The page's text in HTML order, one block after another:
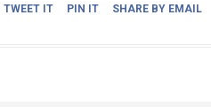
TWEET IT PIN IT SHARE BY EMAIL